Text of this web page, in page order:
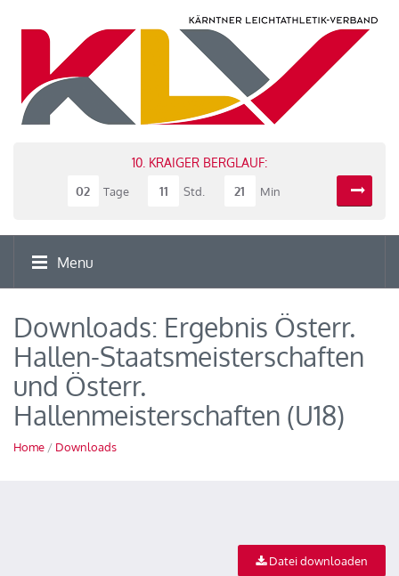
10. KRAIGER BERGLAUF:
02
Tage 11 Std. 21 Min
Menu
Downloads: Ergebnis Österr.
Hallen-Staatsmeisterschaften
und Österr.
Hallenmeisterschaften (U18)
Home / Downloads
Datei downloaden